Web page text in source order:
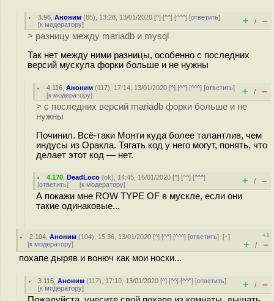
3.96 ,Аноним (85), 13:28, 13/01/2020 [^] [^^] [^^^] [ответить]
[к модератору] + / –
> разницу между mariadb и mysql
Так нет между ними разницы, особенно с последних
версий мускула форки больше и не нужны
4.116 ,Аноним (117), 17:14, 13/01/2020 [^] [^^] [^^^] [ответить]
[к модератору] + / –
> с последних версий mariadb форки больше и не
нужны
Починил. Всё-таки Монти куда более талантлив, чем
индусы из Оракла. Тягать код у него могут, понять, что
делает этот код — нет.
4.170 ,DeadLoco (ok), 14:45, 16/01/2020 [^] [^^] [^^^]
[ответить] [к модератору] + / –
А покажи мне ROW TYPE OF в мускле, если они
такие одинаковые...
2.104 ,Аноним (104), 15:36, 13/01/2020 [^] [^^] [^^^] [ответить][↑]
[к модератору]
+1
+ / –
похапе дыряв и вонюч как мои носки...
3.115 ,Аноним (117), 17:10, 13/01/2020 [^] [^^] [^^^] [ответить]
[к модератору] + / –